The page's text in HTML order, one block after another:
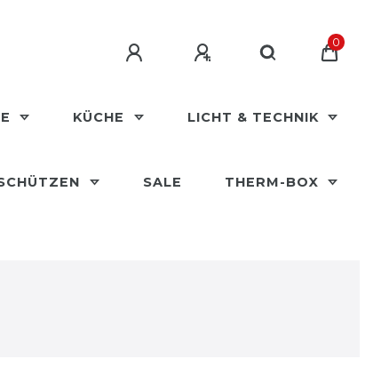
0
KÜCHE LICHT & TECHNIK
SALE THERM-BOX